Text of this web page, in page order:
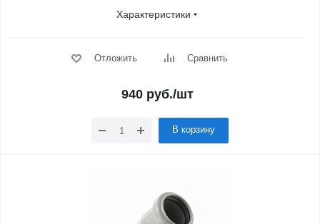
Характеристики
Отложить Сравнить
940 руб./шт
В корзину